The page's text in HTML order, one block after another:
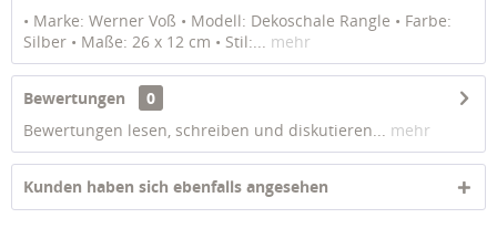
• Marke: Werner Voß • Modell: Dekoschale Rangle • Farbe:
Silber • Maße: 26 x 12 cm • Stil:... mehr
Bewertungen
0
Bewertungen lesen, schreiben und diskutieren... mehr
Kunden haben sich ebenfalls angesehen